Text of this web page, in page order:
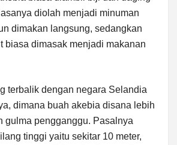
diolah menjadi minuman
dimakan langsung, sedangkan
biasa dimasak menjadi makanan
terbalik dengan negara Selandia
dimana buah akebia disana lebih
gulma pengganggu. Pasalnya
tinggi yaitu sekitar 10 meter,